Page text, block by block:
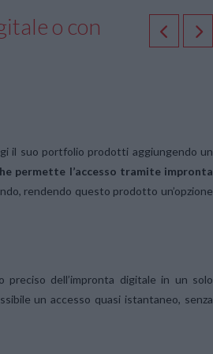
o con
il suo portfolio prodotti aggiungendo un
permette l’accesso tramite impronta
rendendo questo prodotto un’opzione
dell’impronta digitale in un solo
un accesso quasi istantaneo, senza